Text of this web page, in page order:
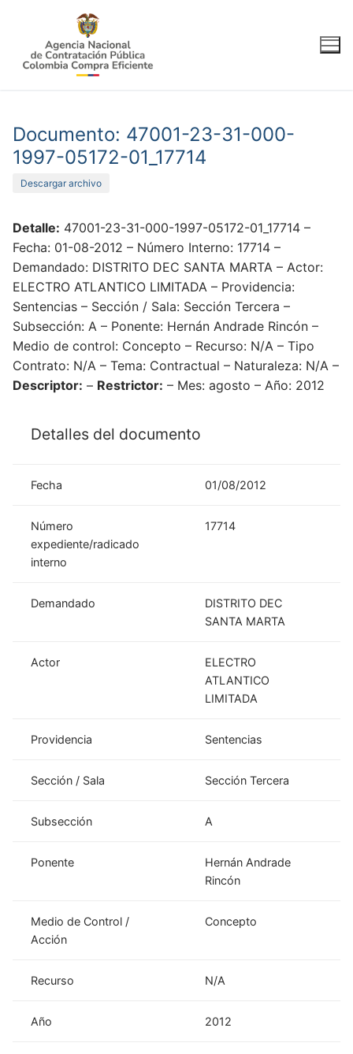
contenido
Documento: 47001-23-31-000-
1997-05172-01_17714
Descargar archivo
Detalle: 47001-23-31-000-1997-05172-01_17714 –
Fecha: 01-08-2012 – Número Interno: 17714 –
Demandado: DISTRITO DEC SANTA MARTA – Actor:
ELECTRO ATLANTICO LIMITADA – Providencia:
Sentencias – Sección / Sala: Sección Tercera –
Subsección: A – Ponente: Hernán Andrade Rincón –
Medio de control: Concepto – Recurso: N/A – Tipo
Contrato: N/A – Tema: Contractual – Naturaleza: N/A –
Descriptor: – Restrictor: – Mes: agosto – Año: 2012
Detalles del documento
Fecha 01/08/2012
Número
expediente/radicado
interno
17714
Demandado
DISTRITO DEC
SANTA MARTA
Actor
ELECTRO
ATLANTICO
LIMITADA
Providencia Sentencias
Sección / Sala Sección Tercera
Subsección A
Ponente
Hernán Andrade
Rincón
Medio de Control /
Acción
Concepto
Recurso N/A
Año 2012